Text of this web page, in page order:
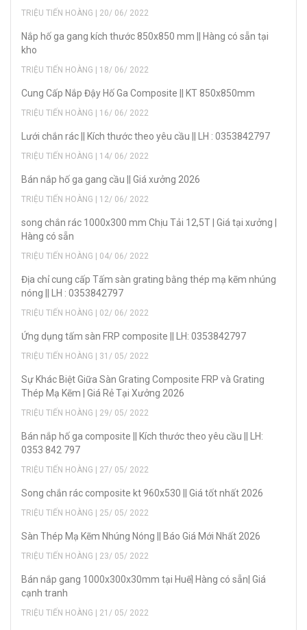
TRIỆU TIẾN HOÀNG | 20/ 06/ 2022
Nắp hố ga gang kích thước 850x850 mm || Hàng có sẵn tại
kho
TRIỆU TIẾN HOÀNG | 18/ 06/ 2022
Cung Cấp Nắp Đậy Hố Ga Composite || KT 850x850mm
TRIỆU TIẾN HOÀNG | 16/ 06/ 2022
Lưới chắn rác || Kích thước theo yêu cầu || LH : 0353842797
TRIỆU TIẾN HOÀNG | 14/ 06/ 2022
Bán nắp hố ga gang cầu || Giá xưởng 2026
TRIỆU TIẾN HOÀNG | 12/ 06/ 2022
song chắn rác 1000x300 mm Chịu Tải 12,5T | Giá tại xưởng |
Hàng có sẵn
TRIỆU TIẾN HOÀNG | 04/ 06/ 2022
Địa chỉ cung cấp Tấm sàn grating bằng thép mạ kẽm nhúng
nóng || LH : 0353842797
TRIỆU TIẾN HOÀNG | 02/ 06/ 2022
Ứng dụng tấm sàn FRP composite || LH: 0353842797
TRIỆU TIẾN HOÀNG | 31/ 05/ 2022
Sự Khác Biệt Giữa Sàn Grating Composite FRP và Grating
Thép Mạ Kẽm | Giá Rẻ Tại Xưởng 2026
TRIỆU TIẾN HOÀNG | 29/ 05/ 2022
Bán nắp hố ga composite || Kích thước theo yêu cầu || LH:
0353 842 797
TRIỆU TIẾN HOÀNG | 27/ 05/ 2022
Song chắn rác composite kt 960x530 || Giá tốt nhất 2026
TRIỆU TIẾN HOÀNG | 25/ 05/ 2022
Sàn Thép Mạ Kẽm Nhúng Nóng || Báo Giá Mới Nhất 2026
TRIỆU TIẾN HOÀNG | 23/ 05/ 2022
Bán nắp gang 1000x300x30mm tại Huế| Hàng có sẵn| Giá
cạnh tranh
TRIỆU TIẾN HOÀNG | 21/ 05/ 2022